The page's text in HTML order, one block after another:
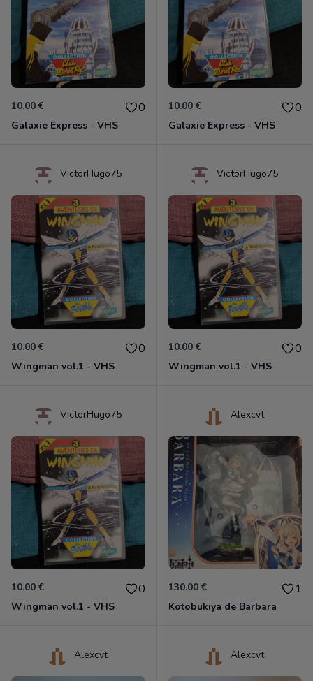
10.00 € 0
Galaxie Express - VHS
10.00 € 0
Galaxie Express - VHS
VictorHugo75
10.00 € 0
Wingman vol.1 - VHS
VictorHugo75
10.00 € 0
Wingman vol.1 - VHS
VictorHugo75
10.00 € 0
Wingman vol.1 - VHS
Alexcvt
130.00 € 1
Kotobukiya de Barbara
Alexcvt Alexcvt